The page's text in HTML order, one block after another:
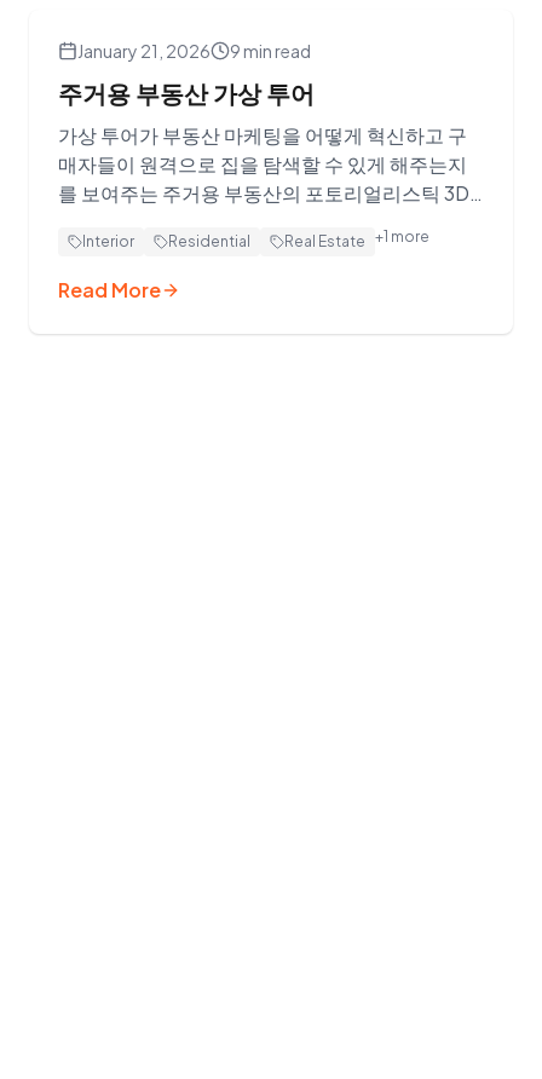
January 21, 2026 9 min read
주거용 부동산 가상 투어
가상 투어가 부동산 마케팅을 어떻게 혁신하고 구
매자들이 원격으로 집을 탐색할 수 있게 해주는지
를 보여주는 주거용 부동산의 포토리얼리스틱 3D
Interior Residential Real Estate +1 more
Read More